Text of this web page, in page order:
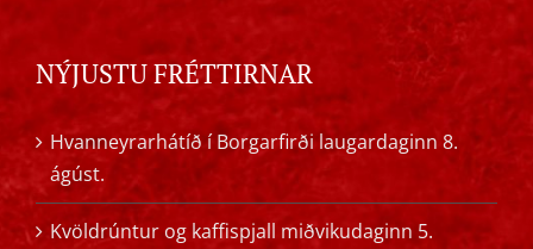
NÝJUSTU FRÉTTIRNAR
Hvanneyrarhátíð í Borgarfirði laugardaginn 8.
ágúst.
Kvöldrúntur og kaffispjall miðvikudaginn 5.